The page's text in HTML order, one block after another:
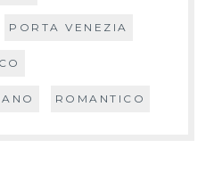
PORTA VENEZIA
ROMANTICO